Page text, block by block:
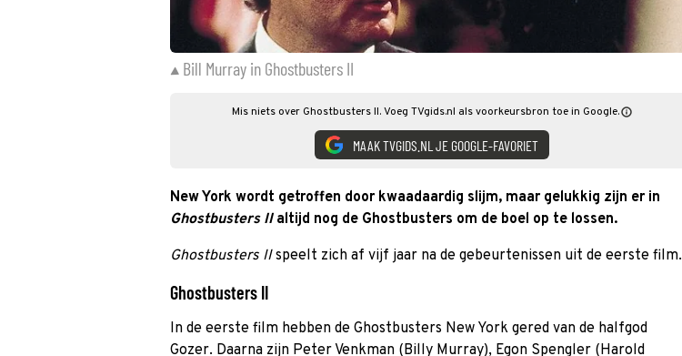
Bill Murray in Ghostbusters II
Mis niets over Ghostbusters II. Voeg TVgids.nl als voorkeursbron toe in Google.
MAAK TVGIDS.NL JE GOOGLE-FAVORIET
New York wordt getroffen door kwaadaardig slijm, maar gelukkig zijn er in
Ghostbusters IIaltijd nog de Ghostbusters om de boel op te lossen.
Ghostbusters IIspeelt zich af vijf jaar na de gebeurtenissen uit de eerste film.
Ghostbusters II
In de eerste film hebben de Ghostbusters New York gered van de halfgod
Gozer. Daarna zijn Peter Venkman (Billy Murray), Egon Spengler (Harold